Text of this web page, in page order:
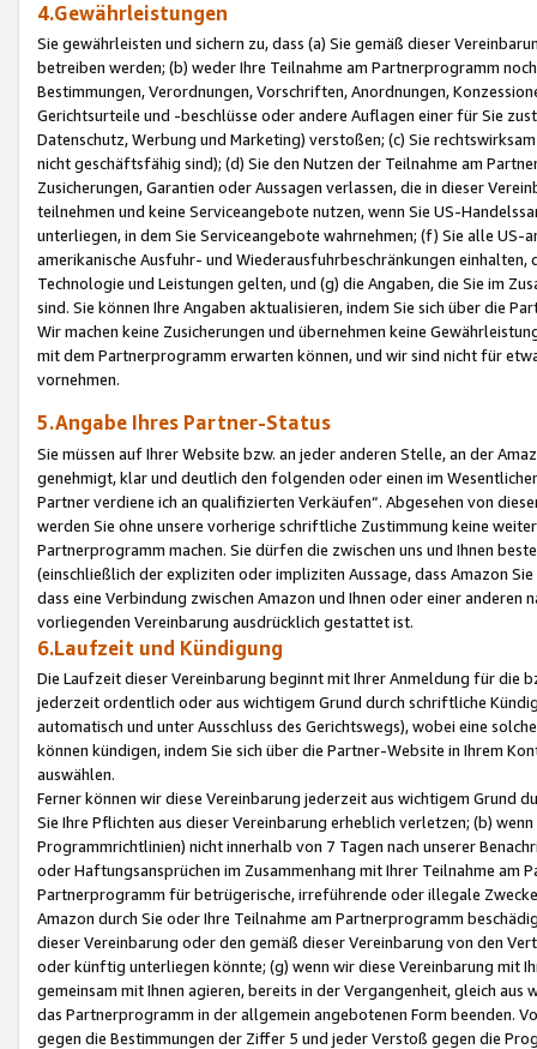
4.Gewährleistungen
Sie gewährleisten und sichern zu, dass (a) Sie gemäß dieser
betreiben werden; (b) weder Ihre Teilnahme am Partnerprogramm
Bestimmungen, Verordnungen, Vorschriften, Anordnungen,
Gerichtsurteile und -beschlüsse oder andere Auflagen einer für Sie
Datenschutz, Werbung und Marketing) verstoßen; (c) Sie
nicht geschäftsfähig sind); (d) Sie den Nutzen der Teilnahme am
Zusicherungen, Garantien oder Aussagen verlassen, die in dieser
teilnehmen und keine Serviceangebote nutzen, wenn Sie US-
unterliegen, in dem Sie Serviceangebote wahrnehmen; (f) Sie alle
amerikanische Ausfuhr- und Wiederausfuhrbeschränkungen
Technologie und Leistungen gelten, und (g) die Angaben, die Sie im
sind. Sie können Ihre Angaben aktualisieren, indem Sie sich über die
Wir machen keine Zusicherungen und übernehmen keine
mit dem Partnerprogramm erwarten können, und wir sind nicht für
vornehmen.
5.Angabe Ihres Partner-Status
Sie müssen auf Ihrer Website bzw. an jeder anderen Stelle, an der
genehmigt, klar und deutlich den folgenden oder einen im
Partner verdiene ich an qualifizierten Verkäufen“. Abgesehen von
werden Sie ohne unsere vorherige schriftliche Zustimmung keine
Partnerprogramm machen. Sie dürfen die zwischen uns und Ihnen
(einschließlich der expliziten oder impliziten Aussage, dass Amazon
dass eine Verbindung zwischen Amazon und Ihnen oder einer
vorliegenden Vereinbarung ausdrücklich gestattet ist.
6.Laufzeit und Kündigung
Die Laufzeit dieser Vereinbarung beginnt mit Ihrer Anmeldung für die
jederzeit ordentlich oder aus wichtigem Grund durch schriftliche
automatisch und unter Ausschluss des Gerichtswegs), wobei eine
können kündigen, indem Sie sich über die Partner-Website in Ihrem
auswählen.
Ferner können wir diese Vereinbarung jederzeit aus wichtigem Grund
Sie Ihre Pflichten aus dieser Vereinbarung erheblich verletzen; (b)
Programmrichtlinien) nicht innerhalb von 7 Tagen nach unserer
oder Haftungsansprüchen im Zusammenhang mit Ihrer Teilnahme am
Partnerprogramm für betrügerische, irreführende oder illegale
Amazon durch Sie oder Ihre Teilnahme am Partnerprogramm
dieser Vereinbarung oder den gemäß dieser Vereinbarung von den
oder künftig unterliegen könnte; (g) wenn wir diese Vereinbarung mit
gemeinsam mit Ihnen agieren, bereits in der Vergangenheit, gleich
das Partnerprogramm in der allgemein angebotenen Form beenden.
gegen die Bestimmungen der Ziffer 5 und jeder Verstoß gegen die